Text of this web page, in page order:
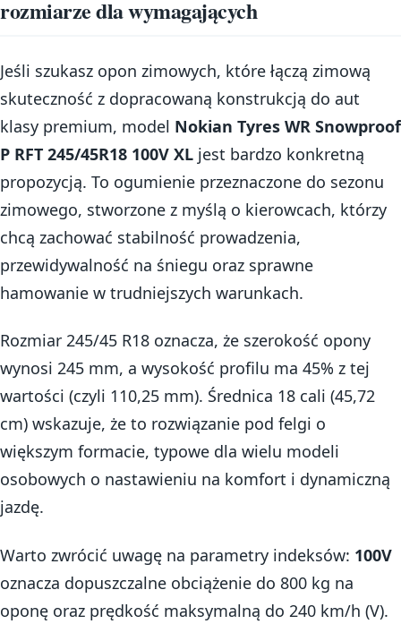
rozmiarze dla wymagających
Jeśli szukasz opon zimowych, które łączą zimową
skuteczność z dopracowaną konstrukcją do aut
klasy premium, model Nokian Tyres WR Snowproof
P RFT 245/45R18 100V XL jest bardzo konkretną
propozycją. To ogumienie przeznaczone do sezonu
zimowego, stworzone z myślą o kierowcach, którzy
chcą zachować stabilność prowadzenia,
przewidywalność na śniegu oraz sprawne
hamowanie w trudniejszych warunkach.
Rozmiar 245/45 R18 oznacza, że szerokość opony
wynosi 245 mm, a wysokość profilu ma 45% z tej
wartości (czyli 110,25 mm). Średnica 18 cali (45,72
cm) wskazuje, że to rozwiązanie pod felgi o
większym formacie, typowe dla wielu modeli
osobowych o nastawieniu na komfort i dynamiczną
jazdę.
Warto zwrócić uwagę na parametry indeksów: 100V
oznacza dopuszczalne obciążenie do 800 kg na
oponę oraz prędkość maksymalną do 240 km/h (V).